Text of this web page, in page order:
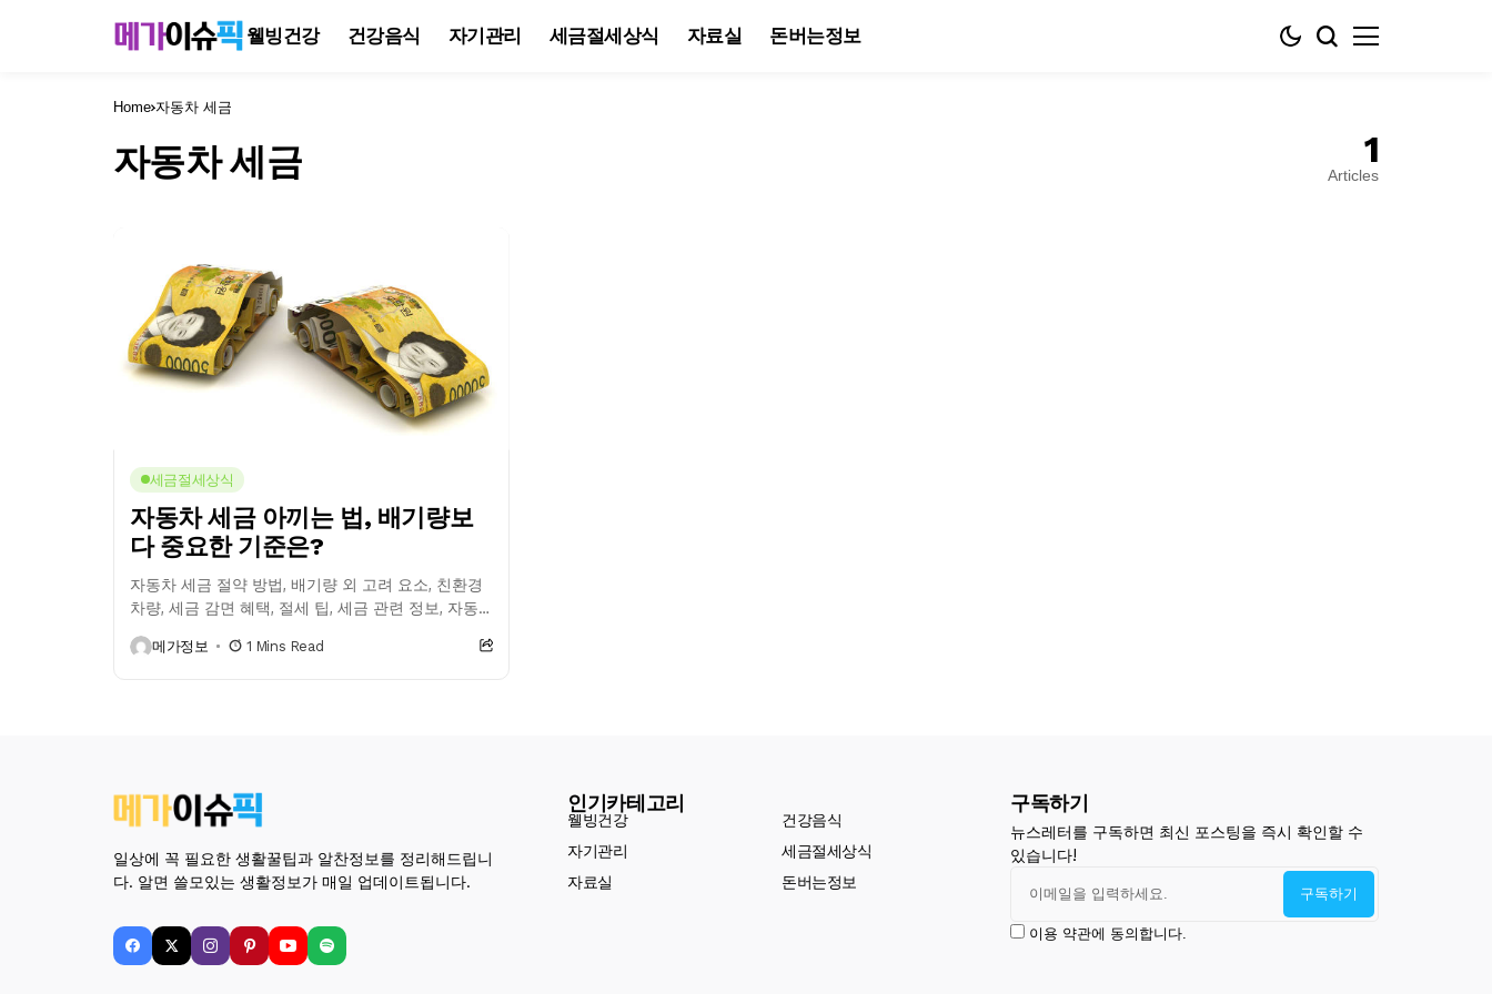
웰빙건강 건강음식 자기관리 세금절세상식 자료실 돈버는정보
Home 자동차 세금
자동차 세금 1
Articles
세금절세상식
자동차 세금 아끼는 법, 배기량보
다 중요한 기준은?
자동차 세금 절약 방법, 배기량 외 고려 요소, 친환경
차량, 세금 감면 혜택, 절세 팁, 세금 관련 정보, 자동
메가정보 1 Mins Read
일상에 꼭 필요한 생활꿀팁과 알찬정보를 정리해드립니
다. 알면 쓸모있는 생활정보가 매일 업데이트됩니다.
인기카테고리
웰빙건강
건강음식
자기관리
세금절세상식
자료실
돈버는정보
구독하기
뉴스레터를 구독하면 최신 포스팅을 즉시 확인할 수
있습니다!
이용 약관에 동의합니다.